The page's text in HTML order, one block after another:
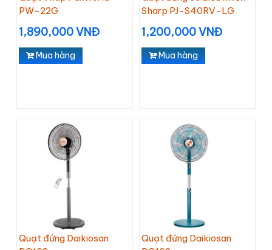
PW-22G
1,890,000 VNĐ
Mua hàng
Sharp PJ-S40RV-LG
1,200,000 VNĐ
Mua hàng
Quạt đứng Daikiosan
Quạt đứng Daikiosan